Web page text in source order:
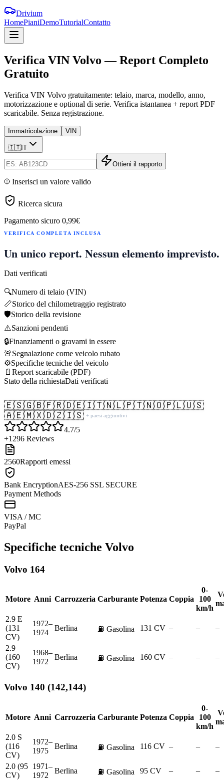
Drivium
HomePianiDemoTutorialContatto
Verifica VIN Volvo—Report Completo
Gratuito
Verifica VIN Volvo gratuitamente: telaio, marca, modello, anno,
motorizzazione e optional di serie. Verifica istantanea + report PDF
scaricabile. Senza registrazione.
Immatricolazione VIN
🇮🇹IT
Ottieni il rapporto
Inserisci un valore valido
Ricerca sicura
Pagamento sicuro 0,99€
VERIFICA COMPLETA INCLUSA
Un unico report. Nessun elemento imprevisto.
Dati verificati
🔍Numero di telaio (VIN)
📏Storico del chilometraggio registrato
🛡️Storico della revisione
⚠️Sanzioni pendenti
🔒Finanziamenti o gravami in essere
🚨Segnalazione come veicolo rubato
⚙️Specifiche tecniche del veicolo
📄 Report scaricabile (PDF)
Stato della richiestaDati verificati
🇪🇸🇬🇧🇫🇷🇩🇪🇮🇹🇳🇱🇵🇹🇳🇴🇵🇱🇺🇸
🇦🇪🇲🇽🇩🇿🇮🇸 + paesi aggiuntivi
4.7/5
+1296 Reviews
2560Rapporti emessi
Bank EncryptionAES-256 SSL SECURE
Payment Methods
VISA / MC
PayPal
Specifiche tecniche Volvo
Volvo 164
Motore Anni Carrozzeria Carburante Potenza Coppia
0-
100
km/h
2.9 E
(131
CV)
1972–
1974
Berlina ⛽ Gasolina 131 CV – – –
2.9
(160
CV)
1968–
1972
Berlina ⛽ Gasolina 160 CV – – –
Volvo 140 (142,144)
Motore Anni Carrozzeria Carburante Potenza Coppia
0-
100
km/h
2.0 S
(116
CV)
1972–
1975
Berlina ⛽ Gasolina 116 CV – – –
2.0 (95
CV)
1971–
1972
Berlina ⛽ Gasolina 95 CV – –
–